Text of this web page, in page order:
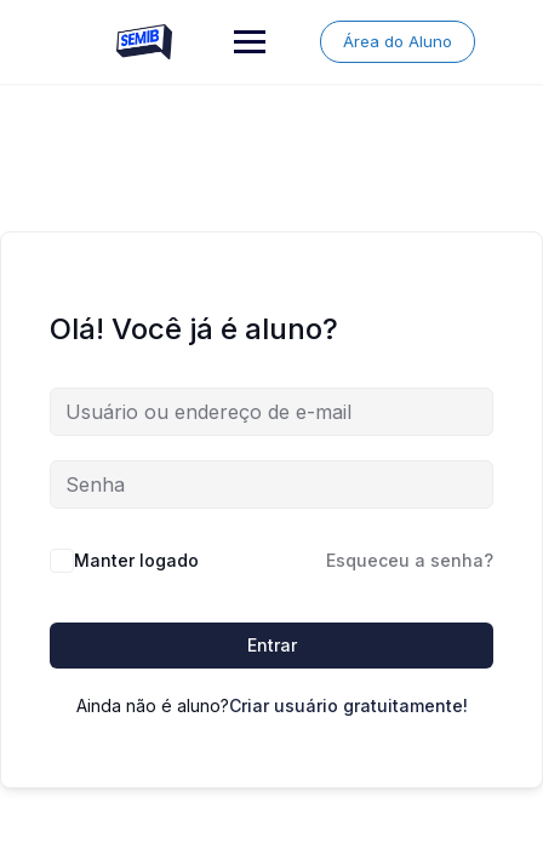
Área do Aluno
Olá! Você já é aluno?
Manter logado Esqueceu a senha?
Entrar
Ainda não é aluno?Criar usuário gratuitamente!